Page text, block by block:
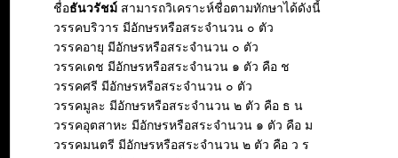
ชื่อธันวรัชม์ สามารถวิเคราะห์ชื่อตามทักษาได้ดังนี้
วรรคบริวาร มีอักษรหรือสระจำนวน ๐ ตัว
วรรคอายุ มีอักษรหรือสระจำนวน ๐ ตัว
วรรคเดช มีอักษรหรือสระจำนวน ๑ ตัว คือ ช
วรรคศรี มีอักษรหรือสระจำนวน ๐ ตัว
วรรคมูละ มีอักษรหรือสระจำนวน ๒ ตัว คือ ธ น
วรรคอุตสาหะ มีอักษรหรือสระจำนวน ๑ ตัว คือ ม
วรรคมนตรี มีอักษรหรือสระจำนวน ๒ ตัว คือ ว ร